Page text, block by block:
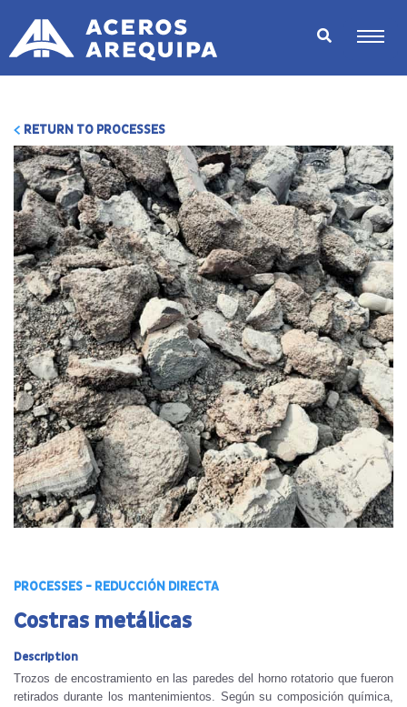
RETURN TO PROCESSES
PROCESSES - REDUCCIÓN DIRECTA
Costras metálicas
Description
Trozos de encostramiento en las paredes del horno rotatorio que fueron
retirados durante los mantenimientos. Según su composición química,